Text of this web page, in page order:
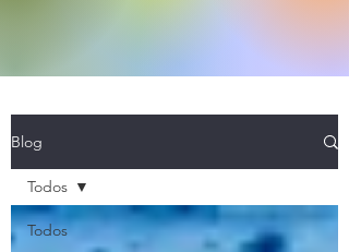
Blog
Todos
Todos